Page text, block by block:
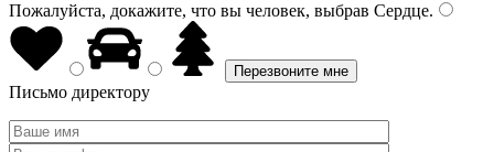
Пожалуйста, докажите, что вы человек, выбрав Сердце.
Письмо директору